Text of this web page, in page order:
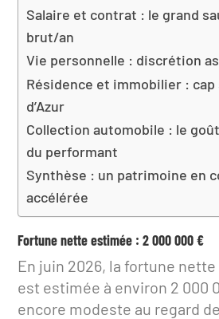
Salaire et contrat : le grand
brut/an
Vie personnelle : discrétion
Résidence et immobilier : cap
d’Azur
Collection automobile : le
du performant
Synthèse : un patrimoine en
accélérée
Fortune nette estimée : 2 000 000 €
En juin 2026, la fortune
est estimée à environ 2 000
encore modeste au regard